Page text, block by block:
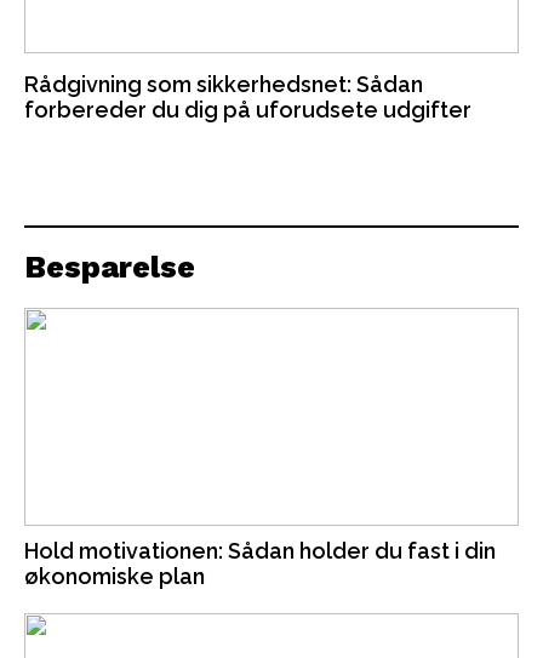
Rådgivning som sikkerhedsnet: Sådan
forbereder du dig på uforudsete udgifter
Besparelse
Hold motivationen: Sådan holder du fast i din
økonomiske plan